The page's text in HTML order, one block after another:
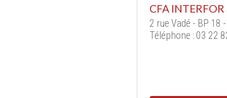
CFA INTERFOR
2 rue Vadé - BP 18
Téléphone : 03 22